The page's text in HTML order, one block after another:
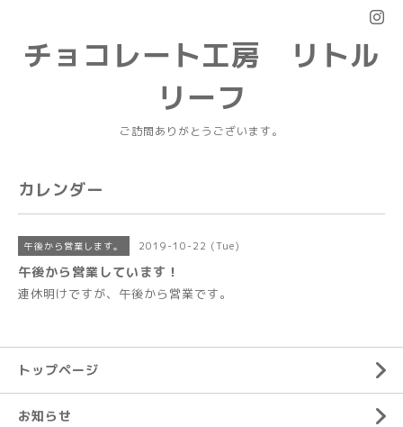
チョコレート工房 リトル
リーフ
ご訪問ありがとうございます。
カレンダー
午後から営業します。 2019-10-22 (Tue)
午後から営業しています！
連休明けですが、午後から営業です。
トップページ
お知らせ